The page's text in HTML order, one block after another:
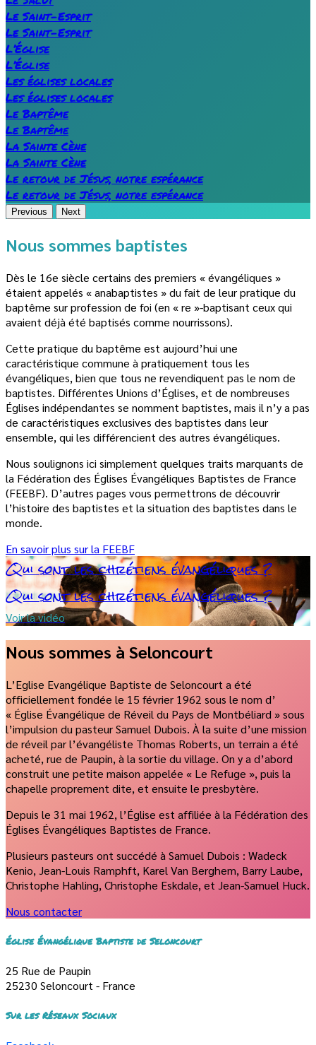
Le Saint-Esprit
Le Saint-Esprit
L’Église
L’Église
Les églises locales
Les églises locales
Le Baptême
Le Baptême
La Sainte Cène
La Sainte Cène
Le retour de Jésus, notre espérance
Le retour de Jésus, notre espérance
Previous Next
Nous sommes baptistes
Dès le 16e siècle certains des premiers « évangéliques »
étaient appelés « anabaptistes » du fait de leur pratique du
baptême sur profession de foi (en « re »-baptisant ceux qui
avaient déjà été baptisés comme nourrissons).
Cette pratique du baptême est aujourd’hui une
caractéristique commune à pratiquement tous les
évangéliques, bien que tous ne revendiquent pas le nom de
baptistes. Différentes Unions d’Églises, et de nombreuses
Églises indépendantes se nomment baptistes, mais il n’y a pas
de caractéristiques exclusives des baptistes dans leur
ensemble, qui les différencient des autres évangéliques.
Nous soulignons ici simplement quelques traits marquants de
la Fédération des Églises Évangéliques Baptistes de France
(FEEBF). D’autres pages vous permettrons de découvrir
l’histoire des baptistes et la situation des baptistes dans le
monde.
En savoir plus sur la FEEBF
Qui sont les chrétiens évangéliques ?
Qui sont les chrétiens évangéliques ?
Voir la vidéo
Nous sommes à Seloncourt
L’Eglise Evangélique Baptiste de Seloncourt a été
officiellement fondée le 15 février 1962 sous le nom d’
« Église Évangélique de Réveil du Pays de Montbéliard » sous
l’impulsion du pasteur Samuel Dubois. À la suite d’une mission
de réveil par l’évangéliste Thomas Roberts, un terrain a été
acheté, rue de Paupin, à la sortie du village. On y a d’abord
construit une petite maison appelée « Le Refuge », puis la
chapelle proprement dite, et ensuite le presbytère.
Depuis le 31 mai 1962, l’Église est affiliée à la Fédération des
Églises Évangéliques Baptistes de France.
Plusieurs pasteurs ont succédé à Samuel Dubois : Wadeck
Kenio, Jean-Louis Ramphft, Karel Van Berghem, Barry Laube,
Christophe Hahling, Christophe Eskdale, et Jean-Samuel Huck.
Nous contacter
Église Évangélique Baptiste de Seloncourt
25 Rue de Paupin
25230 Seloncourt - France
Sur les Réseaux Sociaux